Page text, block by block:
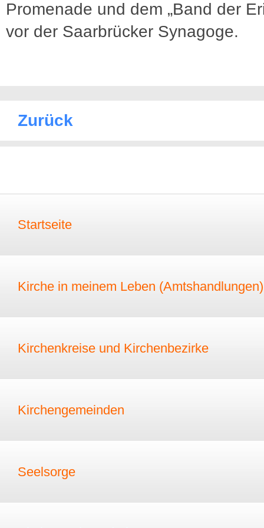
Promenade und dem „Band der
vor der Saarbrücker Synagoge.
Zurück
Startseite
Kirche in meinem Leben (Amtshandlungen)
Kirchenkreise und Kirchenbezirke
Kirchengemeinden
Seelsorge